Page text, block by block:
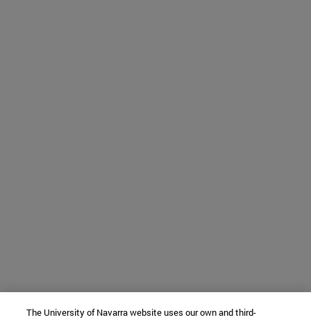
The University of Navarra website uses our own and third-